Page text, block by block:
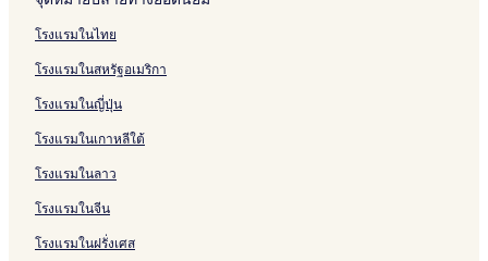
-
P
u
e
t
2
b
r
7
1
s
o
t
t
L
x
r
y
P
o
l
i
o
t
l
h
u
k
e
e
2
r
o
o
l
V
l
a
R
e
o
t
to
t
l
h
a
l
o
g
n
R
s
d
e
n
c
P
u
o
r
a
d
V
i
l
a
i
P
l
B
e
a
c
R
s
B
e
c
f
r
o
n
H
t
l
i
a
e
r
e
n
t
R
0
9
0
t
o
t
h
B
a
บ
W
n
h
a
m
L
V
t
รั
บ
e
a
n
d
a
e
o
ห
รั
H
t
e
l
O
c
i
สำ
ห
บ
a
i
H
a
n
r
โรงแรมในไทย
โรงแรมในสหรัฐอเมริกา
โรงแรมในญี่ปุ่น
โรงแรมในเกาหลีใต้
โรงแรมในลาว
โรงแรมในจีน
โรงแรมในฝรั่งเศส